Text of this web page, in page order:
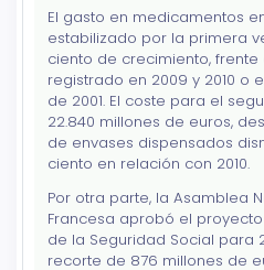
El gasto en medicamentos
estabilizado por la primera
ciento de crecimiento,
registrado en 2009 y 2010 o
de 2001. El coste para el
22.840 millones de euros,
de envases dispensados
ciento en relación con 2010.
Por otra parte, la Asamblea
Francesa aprobó el
de la Seguridad Social para
recorte de 876 millones de